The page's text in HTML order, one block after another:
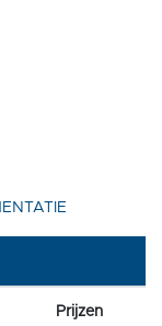
Prijzen